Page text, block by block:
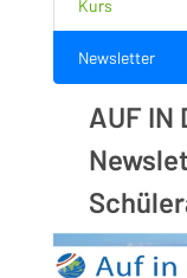
Kurs
Newsletter
AUF IN